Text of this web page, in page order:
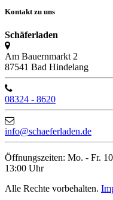
Kontakt zu uns
Schäferladen
Am Bauernmarkt 2
87541 Bad Hindelang
08324 - 8620
info@schaeferladen.de
Öffnungszeiten: Mo. - Fr.
13:00 Uhr
Alle Rechte vorbehalten.